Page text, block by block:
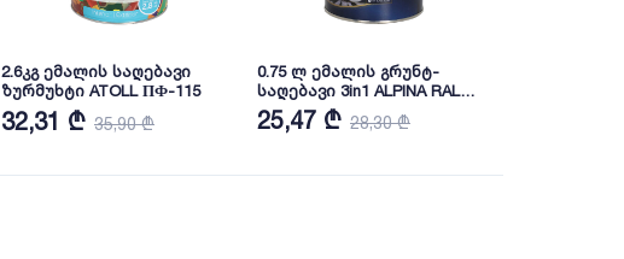
2.6კგ ემალის საღებავი
ზურმუხტი ATOLL ПФ-115
32,31 ₾ 35,90 ₾
0.75 ლ ემალის გრუნტ-
საღებავი 3in1 ALPINA RAL
7040
25,47 ₾ 28,30 ₾